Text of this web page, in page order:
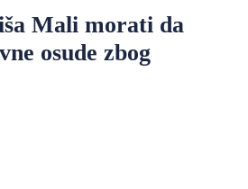
Mali morati da
osude zbog